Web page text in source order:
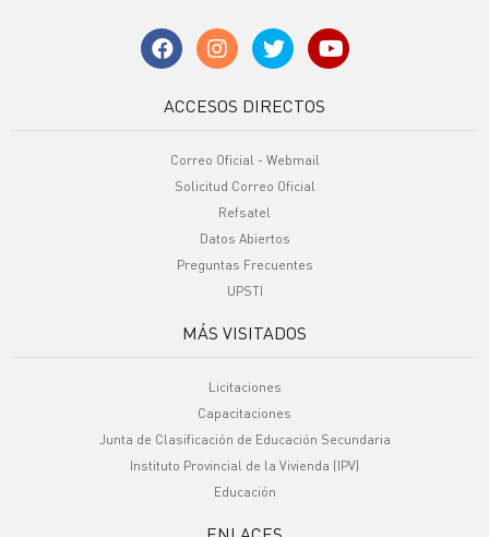
ACCESOS DIRECTOS
Correo Oficial - Webmail
Solicitud Correo Oficial
Refsatel
Datos Abiertos
Preguntas Frecuentes
UPSTI
MÁS VISITADOS
Licitaciones
Capacitaciones
Junta de Clasificación de Educación Secundaria
Instituto Provincial de la Vivienda (IPV)
Educación